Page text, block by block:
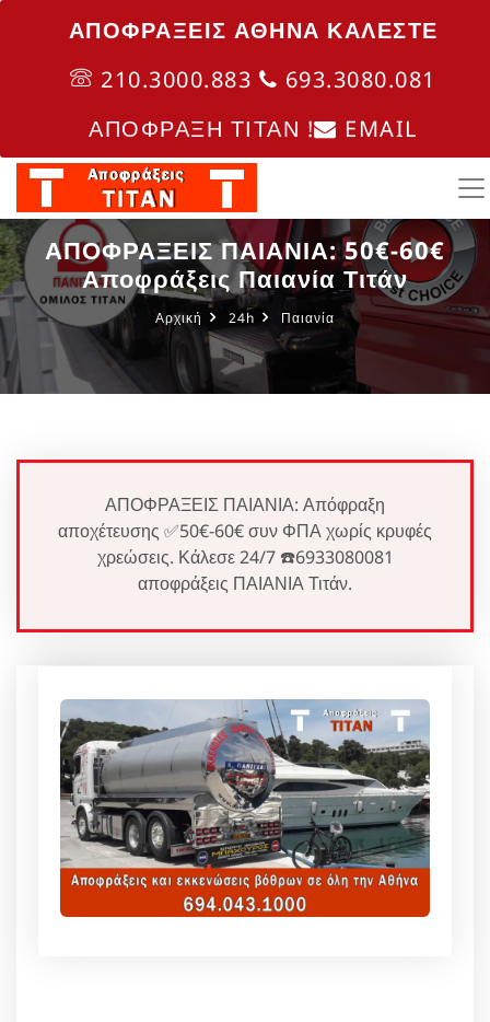
ΑΠΟΦΡΑΞΕΙΣ ΑΘΗΝΑ ΚΑΛΈΣΤΕ
210.3000.883
693.3080.081
ΑΠΟΦΡΑΞΗ ΤΙΤΑΝ !
EMAIL
ΑΠΟΦΡΑΞΕΙΣ ΠΑΙΑΝΙΑ: 50€-60€
Αποφράξεις Παιανία Τιτάν
Αρχική 24h Παιανία
ΑΠΟΦΡΑΞΕΙΣ ΠΑΙΑΝΙΑ: Απόφραξη
αποχέτευσης ✅50€-60€ συν ΦΠΑ χωρίς κρυφές
χρεώσεις. Κάλεσε 24/7 ☎️6933080081
αποφράξεις ΠΑΙΑΝΙΑ Τιτάν.